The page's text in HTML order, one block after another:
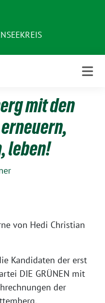
mit den
leben!
von Hedi Christian
Kandidaten der erst
DIE GRÜNEN mit
der